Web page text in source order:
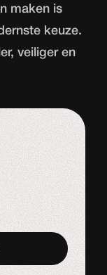
maken is
keuze.
veiliger en